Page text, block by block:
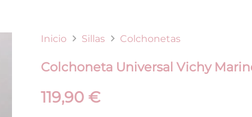
Inicio Sillas Colchonetas
Colchoneta Universal Vichy
119,90 €